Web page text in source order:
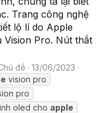
Trang công nghệ
lộ lí do Apple
Vision Pro. Nút thắt
đề
13/06/2023
vision pro
pro
oled cho apple